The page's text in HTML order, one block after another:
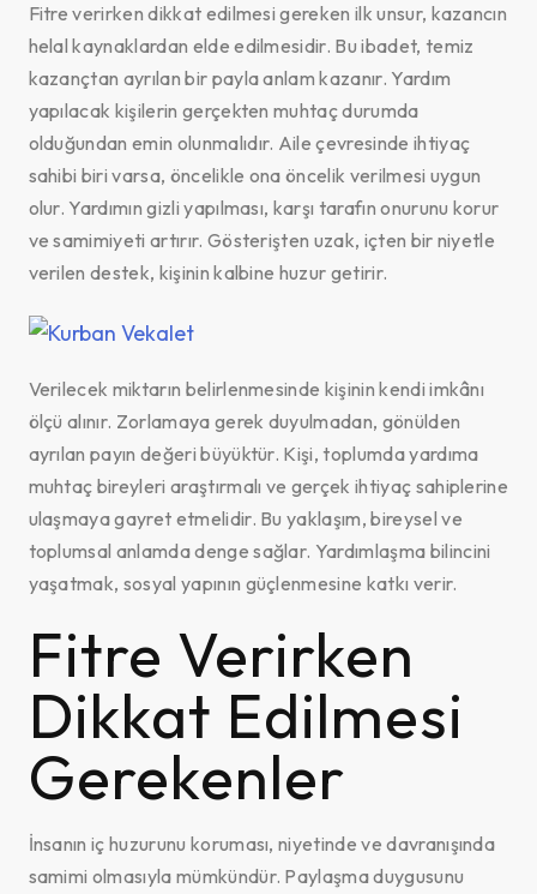
Fitre verirken dikkat edilmesi gereken ilk unsur, kazancın
helal kaynaklardan elde edilmesidir. Bu ibadet, temiz
kazançtan ayrılan bir payla anlam kazanır. Yardım
yapılacak kişilerin gerçekten muhtaç durumda
olduğundan emin olunmalıdır. Aile çevresinde ihtiyaç
sahibi biri varsa, öncelikle ona öncelik verilmesi uygun
olur. Yardımın gizli yapılması, karşı tarafın onurunu korur
ve samimiyeti artırır. Gösterişten uzak, içten bir niyetle
verilen destek, kişinin kalbine huzur getirir.
Verilecek miktarın belirlenmesinde kişinin kendi imkânı
ölçü alınır. Zorlamaya gerek duyulmadan, gönülden
ayrılan payın değeri büyüktür. Kişi, toplumda yardıma
muhtaç bireyleri araştırmalı ve gerçek ihtiyaç sahiplerine
ulaşmaya gayret etmelidir. Bu yaklaşım, bireysel ve
toplumsal anlamda denge sağlar. Yardımlaşma bilincini
yaşatmak, sosyal yapının güçlenmesine katkı verir.
Fitre Verirken
Dikkat Edilmesi
Gerekenler
İnsanın iç huzurunu koruması, niyetinde ve davranışında
samimi olmasıyla mümkündür. Paylaşma duygusunu